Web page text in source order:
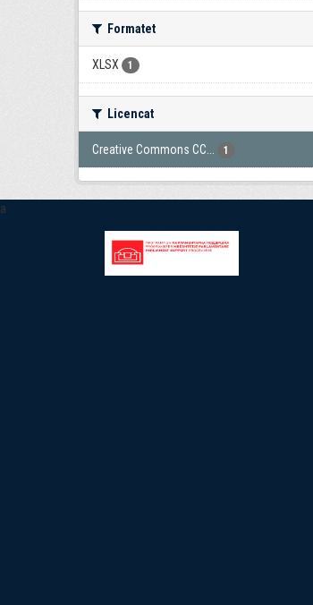
Formatet
XLSX 1
Licencat
Creative Commons CC... 1
a